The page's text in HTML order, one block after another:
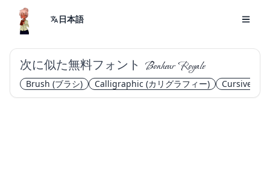
日本語
次に似た無料フォント Bonheur Royale
Brush (ブラシ) Calligraphic (カリグラフィー) Cursive